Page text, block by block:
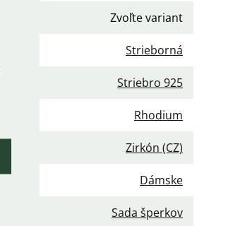
Zvoľte variant
Strieborná
Striebro 925
Rhodium
Zirkón (CZ)
Dámske
Sada šperkov